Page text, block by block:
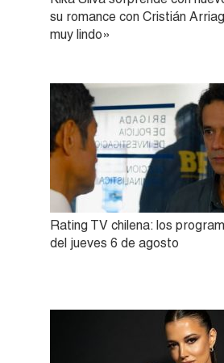
su romance con Cristián
muy lindo»
Rating TV chilena: los
del jueves 6 de agosto